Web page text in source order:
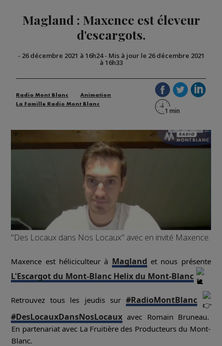
Magland : Maxence est éleveur
d'escargots.
- 26 décembre 2021 à 16h24- Mis à jour le 26 décembre 2021
à 16h33
Radio Mont Blanc
Animation
La Famille Radio Mont Blanc
"Des Locaux dans Nos Locaux" avec en invité Maxence.
Maxence est héliciculteur à Magland et nous présente
L'Escargot du Mont-Blanc Helix du Mont-Blanc
Retrouvez tous les jeudis sur #RadioMontBlanc
#DesLocauxDansNosLocaux avec Romain Bruneau.
En partenariat avec La Fruitière des Producteurs du Mont-
Blanc.